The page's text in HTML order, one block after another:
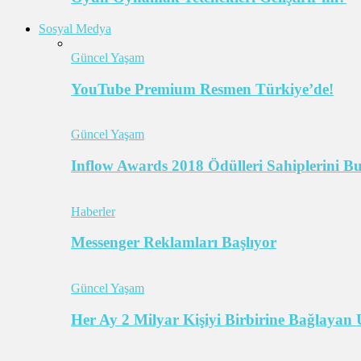
Sosyal Medya
Güncel Yaşam
YouTube Premium Resmen Türkiye’de!
Güncel Yaşam
Inflow Awards 2018 Ödülleri Sahiplerini
Haberler
Messenger Reklamları Başlıyor
Güncel Yaşam
Her Ay 2 Milyar Kişiyi Birbirine Bağlayan